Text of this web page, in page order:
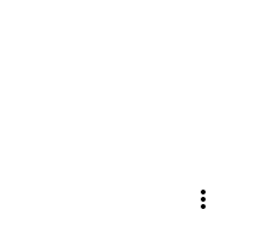
more_vert